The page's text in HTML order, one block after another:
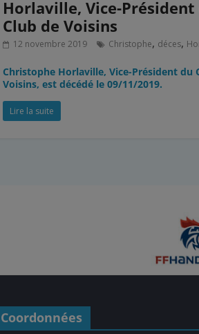
Horlaville, Vice-Président
Club de Voisins
12 novembre 2019 Christophe, déces,
Christophe Horlaville, Vice-Président du
Voisins, est décédé le 09/11/2019.
Lire la suite
Coordonnées